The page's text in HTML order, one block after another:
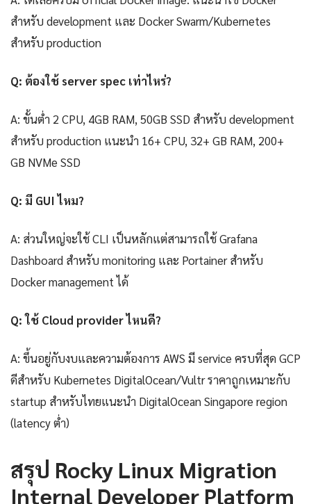
สำหรับ development และ Docker Swarm/Kubernetes
สำหรับ production
Q: ต้องใช้ server spec เท่าไหร่?
A: ขั้นต่ำ 2 CPU, 4GB RAM, 50GB SSD สำหรับ development
สำหรับ production แนะนำ 16+ CPU, 32+ GB RAM, 200+
GB NVMe SSD
Q: มี GUI ไหม?
A: ส่วนใหญ่จะใช้ CLI เป็นหลักแต่สามารถใช้ Grafana
Dashboard สำหรับ monitoring และ Portainer สำหรับ
Docker management ได้
Q: ใช้ Cloud provider ไหนดี?
A: ขึ้นอยู่กับงบและความต้องการ AWS มี service ครบที่สุด GCP
ดีสำหรับ Kubernetes DigitalOcean/Vultr ราคาถูกเหมาะกับ
startup สำหรับไทยแนะนำ DigitalOcean Singapore region
(latency ต่ำ)
สรุป Rocky Linux Migration
Internal Developer Platform